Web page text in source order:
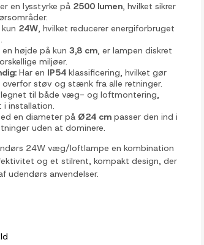
en lysstyrke på 2500 lumen, hvilket sikrer
24W, hvilket reducerer energiforbruget
en højde på kun3,8 cm, er lampen diskret
miljøer.
Har en IP54 klassificering, hvilket gør
støv og stænk fra alle retninger.
til både væg- og loftmontering,
i installation.
en diameter på Ø24 cm passer den ind i
uden at dominere.
24W væg/loftlampe en kombination
og et stilrent, kompakt design, der
udendørs anvendelser.